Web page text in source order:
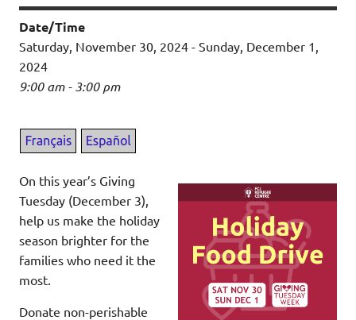
Date/Time
Saturday, November 30, 2024 - Sunday, December 1,
2024
9:00 am - 3:00 pm
On this year’s Giving
Tuesday (December 3),
help us make the holiday
season brighter for the
families who need it the
most.
Donate non-perishable